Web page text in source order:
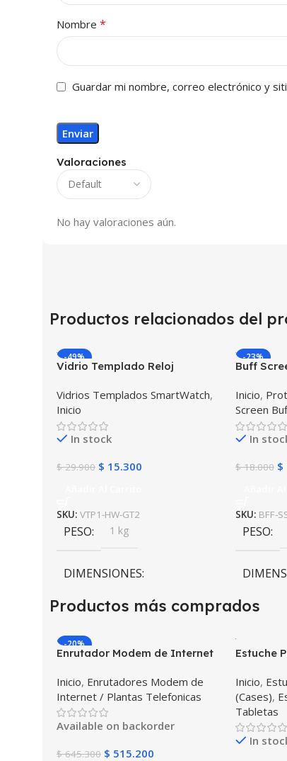
Valoraciones
No hay valoraciones aún.
Nombre *
Guardar mi nombre, correo electrónico y
Productos relacionados del
-49%
Vidrio Templado Reloj
Huawei Gt2 46mm
Vidrios Templados SmartWatch,
Inicio
In stock
$29.900 $ 15.300
SKU: VTP1-HW-GT2
PESO 1 kg
DIMENSIONES
10 × 10 × 10 cm
-23%
Buff
Inicio,
Screen
In
$18.000 $
SKU: BFF-
PESO
10 × 10 ×
Productos más comprados
-20%
Enrutador Modem de Internet
Operador 4G LTE SIMCARD
Inicio, Enrutadores Modem de
Internet / Plantas Telefonicas
Available on backorder
$645.300 $ 515.200
Estuche
Galaxy
2022
golpes
Inicio,
(Cases),
Tabletas
In